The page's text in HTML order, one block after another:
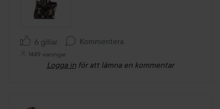
6 gillar Kommentera
1449 visningar
Logga in för att lämna en kommentar